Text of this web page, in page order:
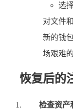
选
对文件
新的钱
场艰难
恢复后的
检查资产